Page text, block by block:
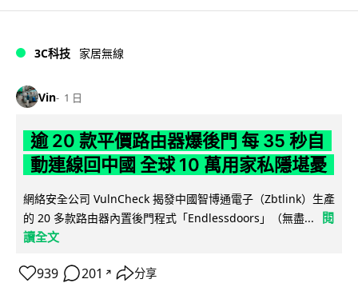
3C科技 家居無線
Vin 1 日
逾 20 款平價路由器爆後門 每 35 秒自
動連線回中國 全球 10 萬用家私隱堪憂
網絡安全公司 VulnCheck 揭發中國智博通電子（Zbtlink）生產
的 20 多款路由器內置後門程式「Endlessdoors」（無盡...
閱
讀全文
939 201 ↗ 分享